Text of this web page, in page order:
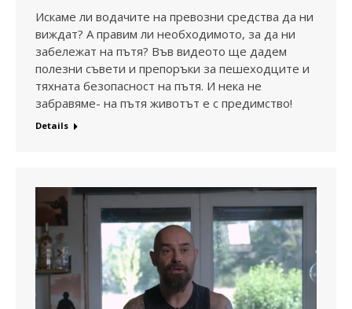
Искаме ли водачите на превозни средства да ни
виждат? А правим ли необходимото, за да ни
забележат на пътя? Във видеото ще дадем
полезни съвети и препоръки за пешеходците и
тяхната безопасност на пътя. И нека не
забравяме- на пътя животът е с предимство!
Details